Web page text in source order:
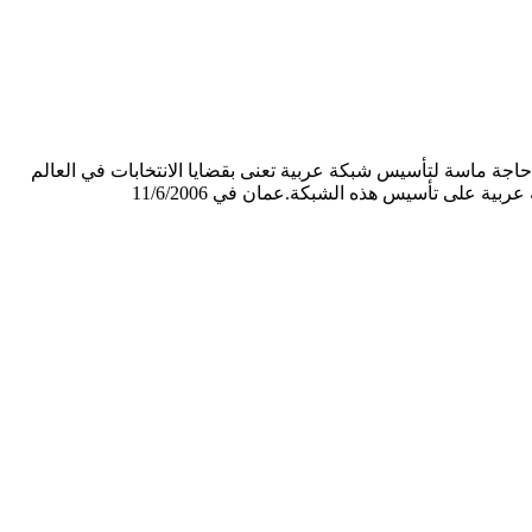
ماسة لتأسيس شبكة عربية تعنى بقضايا الانتخابات في العالم